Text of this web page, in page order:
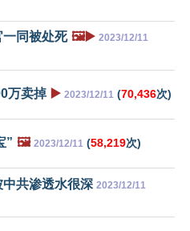
同被处死 🖼️▶️ 2023/12/11
万卖掉 ▶️ 2023/12/11 (70,436次)
” 🖼️ 2023/12/11 (58,219次)
共渗透水很深 2023/12/11